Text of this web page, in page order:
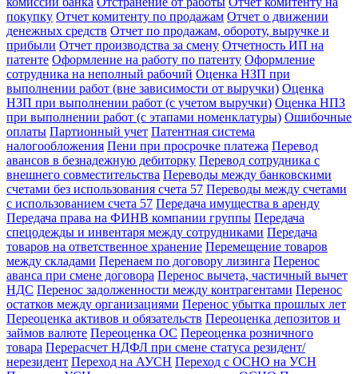
покупку Отчет комитенту по продажам Отчет о движении
денежных средств Отчет по продажам, обороту, выручке и
прибыли Отчет производства за смену Отчетность ИП на
патенте Оформление на работу по патенту Оформление
сотрудника на неполный рабочий Оценка НЗП при
выполнении работ (вне зависимости от выручки) Оценка
НЗП при выполнении работ (с учетом выручки) Оценка НПЗ
при выполнении работ (с этапами номенклатуры) Ошибочные
оплаты Партионный учет Патентная система
налогообложения Пени при просрочке платежа Перевод
авансов в безнадежную дебиторку Перевод сотрудника с
внешнего совместительства Переводы между банковскими
счетами без использования счета 57 Переводы между счетами
с использованием счета 57 Передача имущества в аренду
Передача права на ФИНВ компании группы Передача
спецодежды и инвентаря между сотрудниками Передача
товаров на ответственное хранение Перемещение товаров
между складами Перенаем по договору лизинга Перенос
аванса при смене договора Перенос вычета, частичный вычет
НДС Перенос задолженности между контрагентами Перенос
остатков между организациями Перенос убытка прошлых лет
Переоценка активов и обязательств Переоценка депозитов и
займов валюте Переоценка ОС Переоценка розничного
товара Перерасчет НДФЛ при смене статуса резидент/
нерезидент Переход на АУСН Переход с ОСНО на УСН